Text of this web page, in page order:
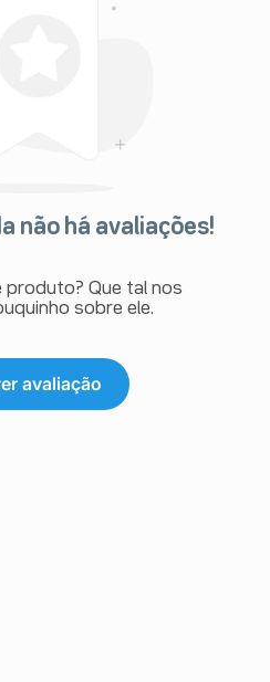
não há avaliações!
produto? Que tal nos
sobre ele.
avaliação